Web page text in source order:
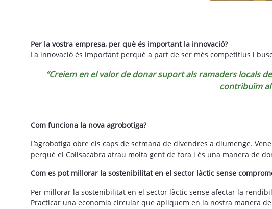
Per la vostra empresa, per què és important la innovació?
La innovació és important perquè a part de ser més competitius i
“Creiem en el valor de donar suport als ramaders locals
contribuïm
Com funciona la nova agrobotiga?
L’agrobotiga obre els caps de setmana de divendres a diumenge.
perquè el Collsacabra atrau molta gent de fora i és una manera de
Com es pot millorar la sostenibilitat en el sector làctic sense
Per millorar la sostenibilitat en el sector làctic sense afectar la
Practicar una economia circular que apliquem en la nostra manera